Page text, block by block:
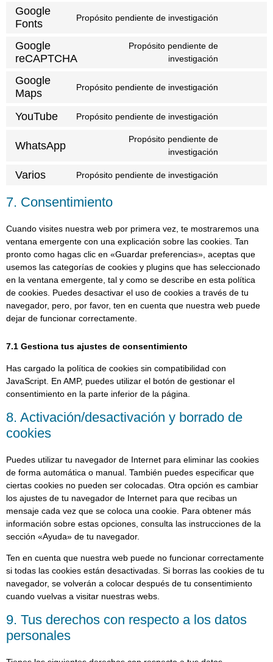
Google
Fonts
Propósito pendiente de investigación
Google
reCAPTCHA
Propósito pendiente de
investigación
Google
Maps
Propósito pendiente de investigación
YouTube Propósito pendiente de investigación
WhatsApp
Propósito pendiente de
investigación
Varios Propósito pendiente de investigación
7. Consentimiento
Cuando visites nuestra web por primera vez, te mostraremos una
ventana emergente con una explicación sobre las cookies. Tan
pronto como hagas clic en «Guardar preferencias», aceptas que
usemos las categorías de cookies y plugins que has seleccionado
en la ventana emergente, tal y como se describe en esta política
de cookies. Puedes desactivar el uso de cookies a través de tu
navegador, pero, por favor, ten en cuenta que nuestra web puede
dejar de funcionar correctamente.
7.1 Gestiona tus ajustes de consentimiento
Has cargado la política de cookies sin compatibilidad con
JavaScript. En AMP, puedes utilizar el botón de gestionar el
consentimiento en la parte inferior de la página.
8. Activación/desactivación y borrado de
cookies
Puedes utilizar tu navegador de Internet para eliminar las cookies
de forma automática o manual. También puedes especificar que
ciertas cookies no pueden ser colocadas. Otra opción es cambiar
los ajustes de tu navegador de Internet para que recibas un
mensaje cada vez que se coloca una cookie. Para obtener más
información sobre estas opciones, consulta las instrucciones de la
sección «Ayuda» de tu navegador.
Ten en cuenta que nuestra web puede no funcionar correctamente
si todas las cookies están desactivadas. Si borras las cookies de tu
navegador, se volverán a colocar después de tu consentimiento
cuando vuelvas a visitar nuestras webs.
9. Tus derechos con respecto a los datos
personales